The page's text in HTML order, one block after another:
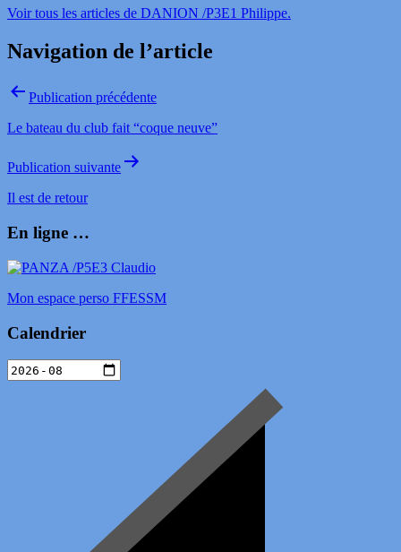
Voir tous les articles de DANION /P3E1 Philippe.
Navigation de l’article
Publication précédente
Le bateau du club fait “coque neuve”
Publication suivante
Il est de retour
En ligne …
Mon espace perso FFESSM
Calendrier